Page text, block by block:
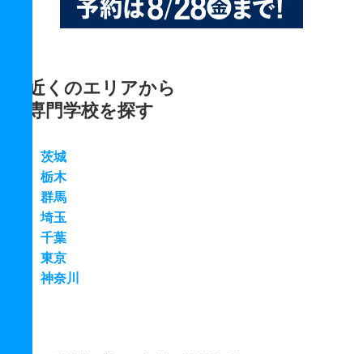
近くのエリアから
専門学校を探す
茨城
栃木
群馬
埼玉
千葉
東京
神奈川